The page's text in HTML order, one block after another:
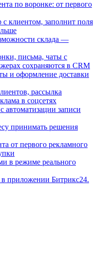
по воронке: от первого
с клиентом, заполнит поля
склада —
письма, чаты с
сохраняются в CRM
и оформление доставки
рассылка
в соцсетях
автоматизации записи
принимать решения
от первого рекламного
в режиме реального
приложении Битрикс24.